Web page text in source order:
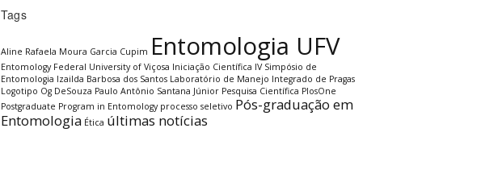
Tags
Aline Rafaela Moura Garcia Cupim Entomologia UFV
Entomology Federal University of Viçosa Iniciação Científica IV Simpósio de
Entomologia Izailda Barbosa dos Santos Laboratório de Manejo Integrado de Pragas
Logotipo Og DeSouza Paulo Antônio Santana Júnior Pesquisa Científica PlosOne
Postgraduate Program in Entomology processo seletivo Pós-graduação em
Entomologia Ética últimas notícias